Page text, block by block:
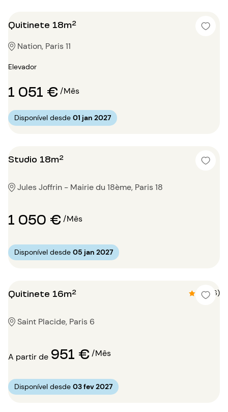
Quitinete 18m²
Nation, Paris 11
Elevador
1 051 €/Mês
Disponível desde 01 jan 2027
Studio 18m²
Jules Joffrin - Mairie du 18ème, Paris 18
1 050 €/Mês
Disponível desde 05 jan 2027
Quitinete 16m² 4.8 (6)
Saint Placide, Paris 6
A partir de 951 €/Mês
Disponível desde 03 fev 2027